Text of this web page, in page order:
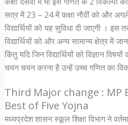
सत्र में 23 – 24 में कक्षा नौवीं को और
विद्यार्थियों को यह सुविधा दी जाएगी । इस
विद्यार्थियों को और अन्य सामान्य क्षेत्र में
किंतु यदि जिन विद्यार्थियों को विज्ञान
चयन चयन करना है उन्हें उच्च गणित का
Third Major change : MP
Best of Five Yojna
मध्यप्रदेश शासन स्कूल शिक्षा विभाग ने